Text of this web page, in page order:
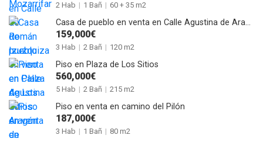
2 Hab | 1 Bañ | 60 + 35 m2
Casa de pueblo en venta en Calle Agustina de Aragón de Alagón
159,000€
3 Hab | 2 Bañ | 120 m2
Piso en Plaza de Los Sitios
560,000€
5 Hab | 2 Bañ | 215 m2
Piso en venta en camino del Pilón
187,000€
3 Hab | 1 Bañ | 80 m2